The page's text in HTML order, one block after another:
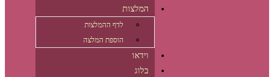
המלצות
לדף ההמלצות
הוספת המלצה
וידאו
בלוג